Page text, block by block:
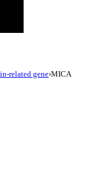
related gene›MICA